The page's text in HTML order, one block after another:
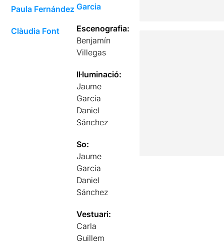
Paula Fernández
Clàudia Font
Garcia
Escenografia:
Benjamín
Villegas
Il·luminació:
Jaume
Garcia
Daniel
Sánchez
So:
Jaume
Garcia
Daniel
Sánchez
Vestuari:
Carla
Guillem